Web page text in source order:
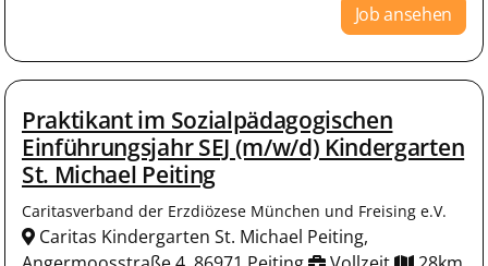
Job ansehen
Praktikant im Sozialpädagogischen
Einführungsjahr SEJ (m/w/d) Kindergarten
St. Michael Peiting
Caritasverband der Erzdiözese München und Freising e.V.
Caritas Kindergarten St. Michael Peiting,